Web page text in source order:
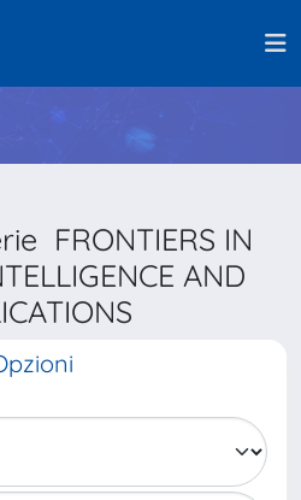
FRONTIERS IN
AND